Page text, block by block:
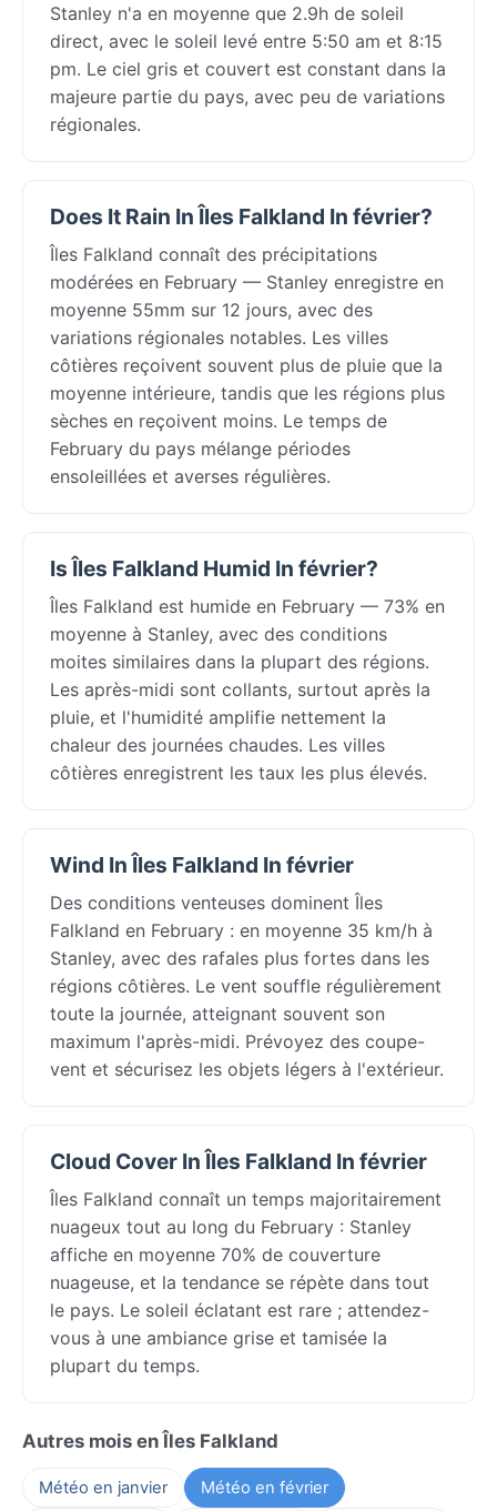
Stanley n'a en moyenne que 2.9h de soleil
direct, avec le soleil levé entre 5:50 am et 8:15
pm. Le ciel gris et couvert est constant dans la
majeure partie du pays, avec peu de variations
régionales.
Does It Rain In Îles Falkland In février?
Îles Falkland connaît des précipitations
modérées en February — Stanley enregistre en
moyenne 55mm sur 12 jours, avec des
variations régionales notables. Les villes
côtières reçoivent souvent plus de pluie que la
moyenne intérieure, tandis que les régions plus
sèches en reçoivent moins. Le temps de
February du pays mélange périodes
ensoleillées et averses régulières.
Is Îles Falkland Humid In février?
Îles Falkland est humide en February — 73% en
moyenne à Stanley, avec des conditions
moites similaires dans la plupart des régions.
Les après-midi sont collants, surtout après la
pluie, et l'humidité amplifie nettement la
chaleur des journées chaudes. Les villes
côtières enregistrent les taux les plus élevés.
Wind In Îles Falkland In février
Des conditions venteuses dominent Îles
Falkland en February : en moyenne 35 km/h à
Stanley, avec des rafales plus fortes dans les
régions côtières. Le vent souffle régulièrement
toute la journée, atteignant souvent son
maximum l'après-midi. Prévoyez des coupe-
vent et sécurisez les objets légers à l'extérieur.
Cloud Cover In Îles Falkland In février
Îles Falkland connaît un temps majoritairement
nuageux tout au long du February : Stanley
affiche en moyenne 70% de couverture
nuageuse, et la tendance se répète dans tout
le pays. Le soleil éclatant est rare ; attendez-
vous à une ambiance grise et tamisée la
plupart du temps.
Autres mois en Îles Falkland
Météo en janvier Météo en février